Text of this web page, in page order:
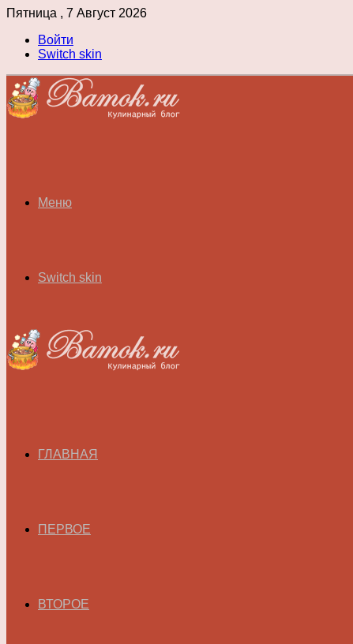
Пятница , 7 Август 2026
Войти
Switch skin
Меню
Switch skin
ГЛАВНАЯ
ПЕРВОЕ
ВТОРОЕ